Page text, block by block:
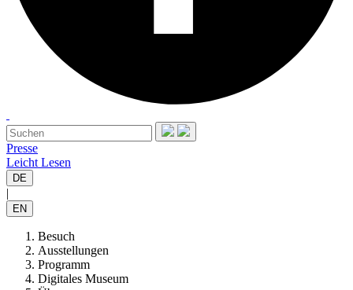
Presse
Leicht Lesen
DE
|
EN
Besuch
Ausstellungen
Programm
Digitales Museum